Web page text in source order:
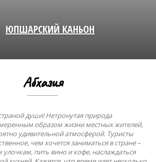
ЮПШАРСКИЙ КАНЬОН
Абхазия
души! Нетронутая природа
образом жизни местных жителей,
удивительной атмосферой. Туристы
чем хочется заниматься в стране –
улочкам, пить вино и кофе, наслаждаться